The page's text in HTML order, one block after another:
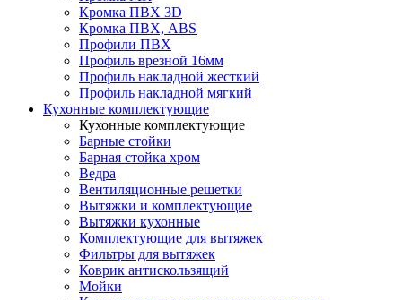
Кромка ПВХ 3D
Кромка ПВХ, ABS
Профили ПВХ
Профиль врезной 16мм
Профиль накладной жесткий
Профиль накладной мягкий
Кухонные комплектующие
Кухонные комплектующие
Барные стойки
Барная стойка хром
Ведра
Вентиляционные решетки
Вытяжки и комплектующие
Вытяжки кухонные
Комплектующие для вытяжек
Фильтры для вытяжек
Коврик антискользящий
Мойки